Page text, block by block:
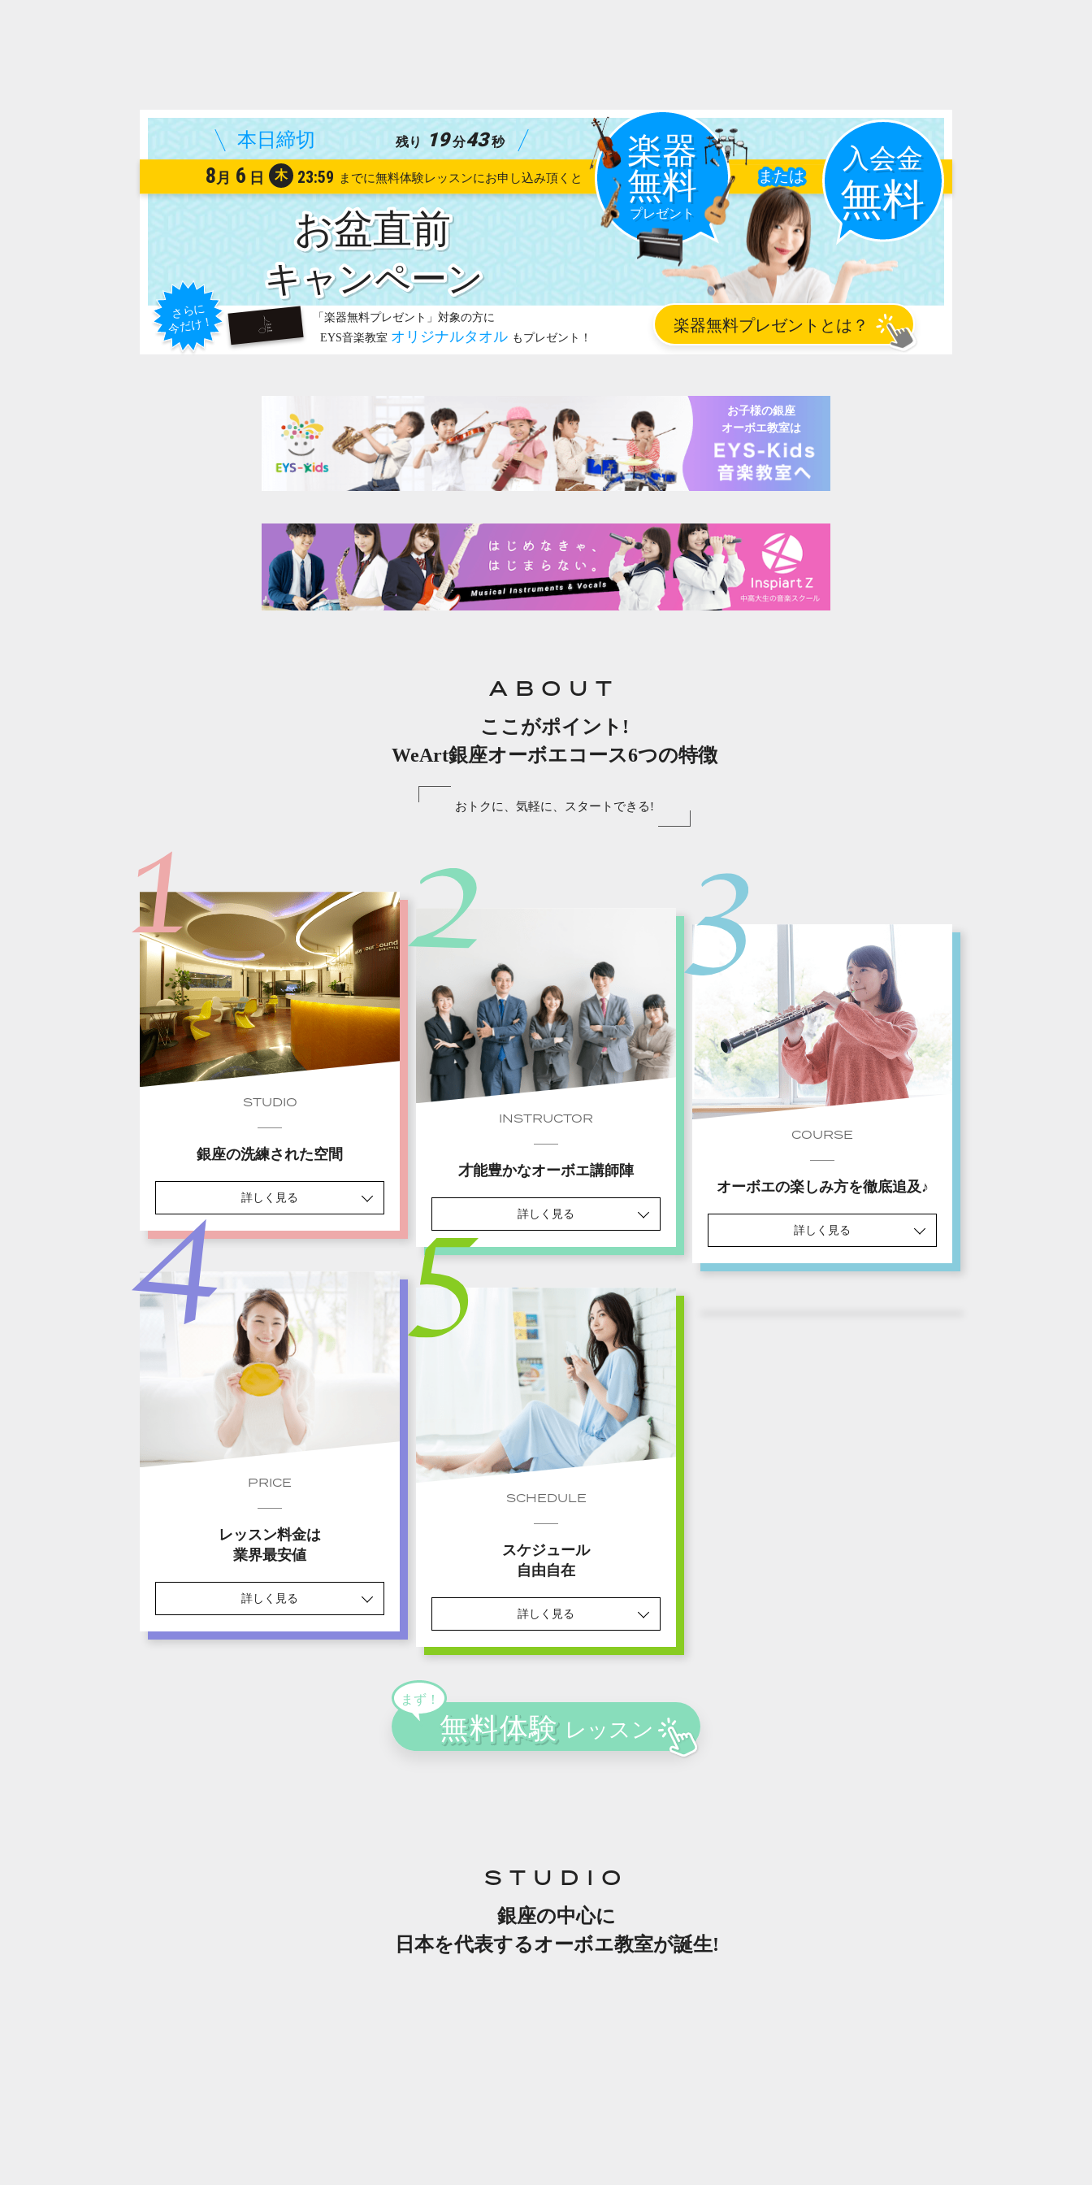
お盆直前
8月 6 日 木 23:59
残り 19 分41 秒
お子様の銀座
オーボエ教室は
ABOUT
ここがポイント!
WeArt銀座オーボエコース6つの特徴
おトクに、気軽に、スタートできる!
STUDIO
銀座の洗練された空間
詳しく見る
INSTRUCTOR
才能豊かなオーボエ講師陣
詳しく見る
COURSE
オーボエの楽しみ方を徹底追及♪
詳しく見る
PRICE
レッスン料金は
業界最安値
詳しく見る
SCHEDULE
スケジュール
自由自在
詳しく見る
STUDIO
銀座の中心に
日本を代表するオーボエ教室が誕生!